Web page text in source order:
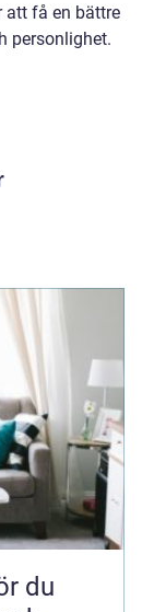
att få en bättre
personlighet.